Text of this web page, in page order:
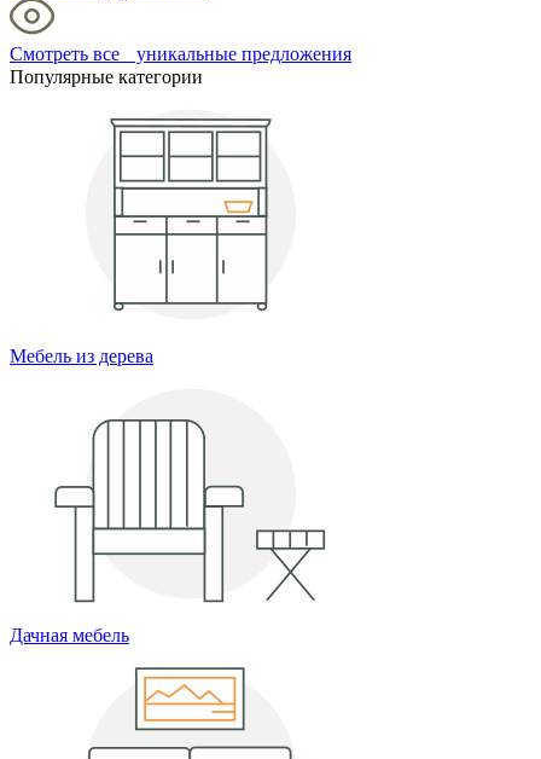
Смотреть все уникальные предложения
Популярные категории
Мебель из дерева
Дачная мебель